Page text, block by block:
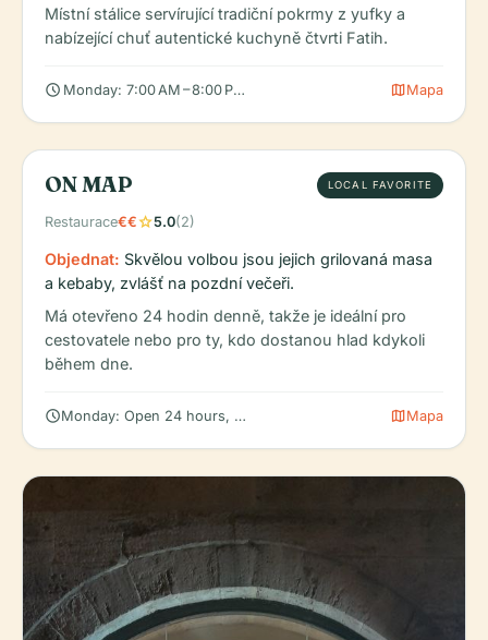
Místní stálice servírující tradiční pokrmy z yufky a
nabízející chuť autentické kuchyně čtvrti Fatih.
schedule Monday: 7:00 AM – 8:00 PM, Tuesday: 7:00 AM – 8:00 PM,
mapMapa
ON MAP LOCAL FAVORITE
Restaurace€€star5.0(2)
Objednat: Skvělou volbou jsou jejich grilovaná masa
a kebaby, zvlášť na pozdní večeři.
Má otevřeno 24 hodin denně, takže je ideální pro
cestovatele nebo pro ty, kdo dostanou hlad kdykoli
během dne.
scheduleMonday: Open 24 hours, Tuesday: Open 24 hours,
mapMapa